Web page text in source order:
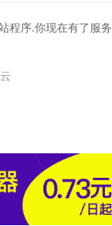
程序.你现在有了服